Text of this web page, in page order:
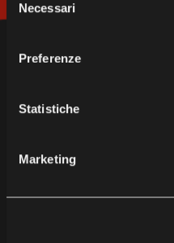
delNecessari
Preferenze
Statistiche
Marketing
INSTITUTIONALPARTNERS